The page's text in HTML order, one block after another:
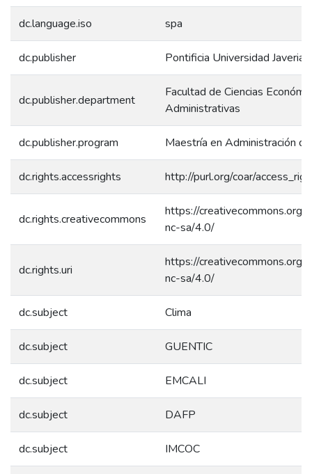
dc.language.iso spa
dc.publisher Pontificia Universidad
dc.publisher.department
Facultad de Ciencias
Administrativas
dc.publisher.program Maestría en Administración
dc.rights.accessrights http://purl.org/coar/
dc.rights.creativecommons
https://creativecommons.org/
nc-sa/4.0/
dc.rights.uri
https://creativecommons.org/
nc-sa/4.0/
dc.subject Clima
dc.subject GUENTIC
dc.subject EMCALI
dc.subject DAFP
dc.subject IMCOC